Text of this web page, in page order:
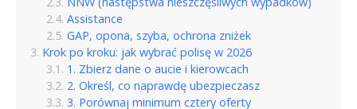
Assistance
GAP, opona, szyba, ochrona zniżek
Krok po kroku: jak wybrać polisę w 2026
1. Zbierz dane o aucie i kierowcach
2. Określ, co naprawdę ubezpieczasz
3. Porównaj minimum cztery oferty